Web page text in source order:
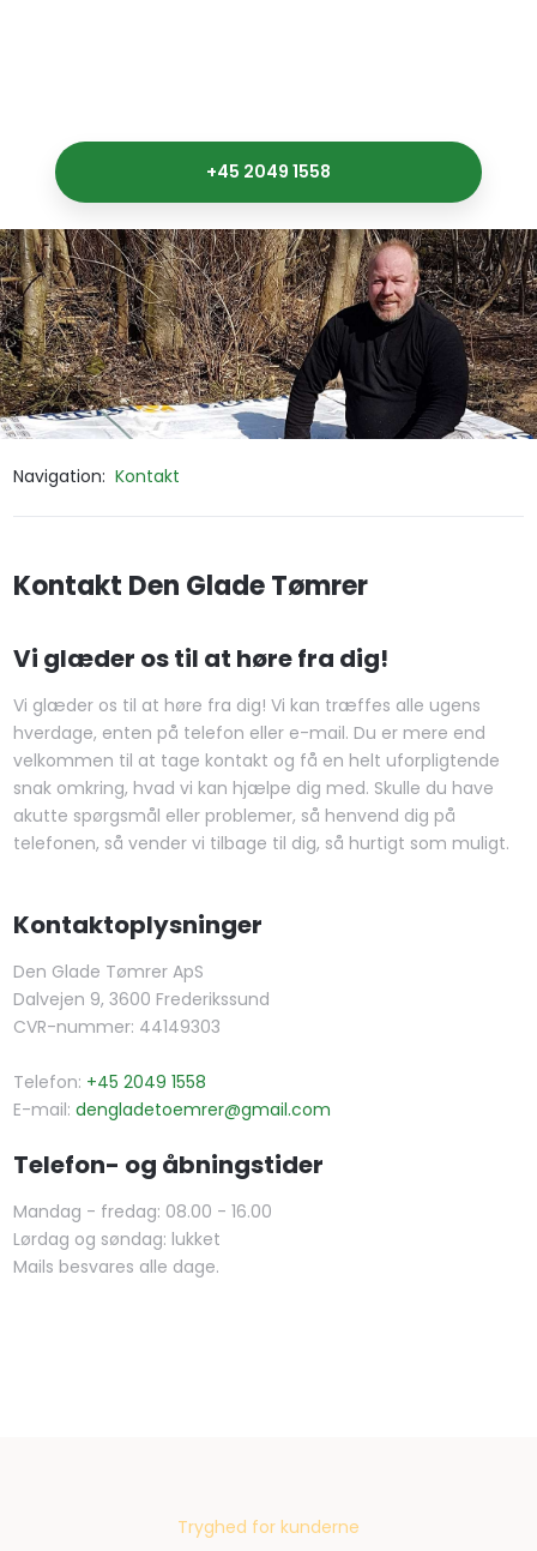
+45 2049 1558
Navigation: Kontakt
Kontakt Den Glade Tømrer​
​Vi glæder os til at høre fra dig!
​​​Vi glæder os til at høre fra dig! Vi kan træffes alle ugens
hverdage, enten på telefon eller e-mail. Du er mere end
velkommen til at tage kontakt og få en helt uforpligtende
snak omkring, hvad vi kan hjælpe dig med. Skulle du have
akutte spørgsmål eller problemer, så henvend dig på
telefonen, så vender vi tilbage til dig, så hurtigt som muligt.
Kontaktoplysninger
Den Glade Tømrer ApS
Dalvejen 9, 3600 Frederikssund
CVR-nummer: 44149303
Telefon: +45 2049 1558
E-mail: dengladetoemrer@gmail.com
Telefon- og åbningstider​
​Mandag - fredag: 08.00 - 16.00
Lørdag og søndag: lukket
Mails besvares alle dage.
Tryghed for kunderne